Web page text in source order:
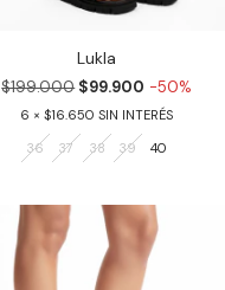
Lukla
$199.000 $99.900 -50%
6
$16.650
36
37 38 39 40